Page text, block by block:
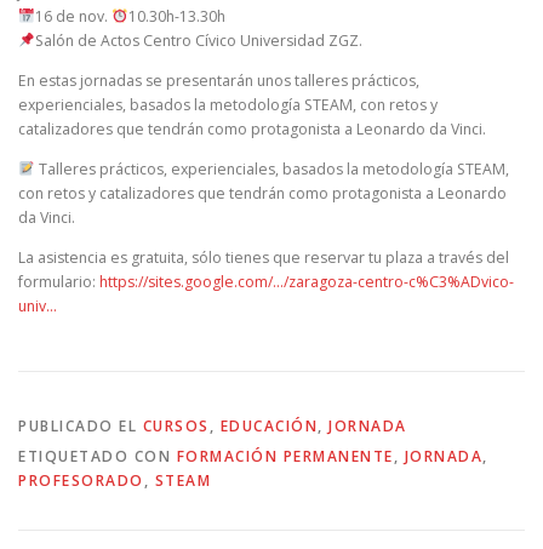
16 de nov.
10.30h-13.30h
Salón de Actos Centro Cívico Universidad ZGZ.
En estas jornadas se presentarán unos talleres prácticos,
experienciales, basados la metodología STEAM, con retos y
catalizadores que tendrán como protagonista a Leonardo da Vinci.
Talleres prácticos, experienciales, basados la metodología STEAM,
con retos y catalizadores que tendrán como protagonista a Leonardo
da Vinci.
La asistencia es gratuita, sólo tienes que reservar tu plaza a través del
formulario: https://sites.google.com/…/zaragoza-centro-c%C3%ADvico-
univ…
PUBLICADO EL CURSOS , EDUCACIÓN, JORNADA
ETIQUETADO CON FORMACIÓN PERMANENTE, JORNADA,
PROFESORADO , STEAM